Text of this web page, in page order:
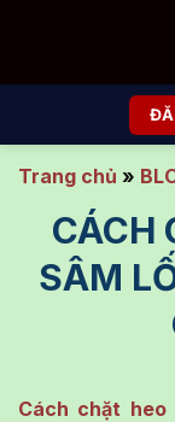
Trang chủ »
CÁCH
SÂM
Cách chặt heo